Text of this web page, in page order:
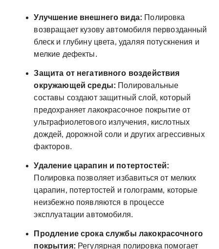
Улучшение внешнего вида: Полировка
возвращает кузову автомобиля первозданный
блеск и глубину цвета‚ удаляя потускнения и
мелкие дефекты.
Защита от негативного воздействия
окружающей среды: Полировальные
составы создают защитный слой‚ который
предохраняет лакокрасочное покрытие от
ультрафиолетового излучения‚ кислотных
дождей‚ дорожной соли и других агрессивных
факторов.
Удаление царапин и потертостей:
Полировка позволяет избавиться от мелких
царапин‚ потертостей и голограмм‚ которые
неизбежно появляются в процессе
эксплуатации автомобиля.
Продление срока службы лакокрасочного
покрытия: Регулярная полировка помогает